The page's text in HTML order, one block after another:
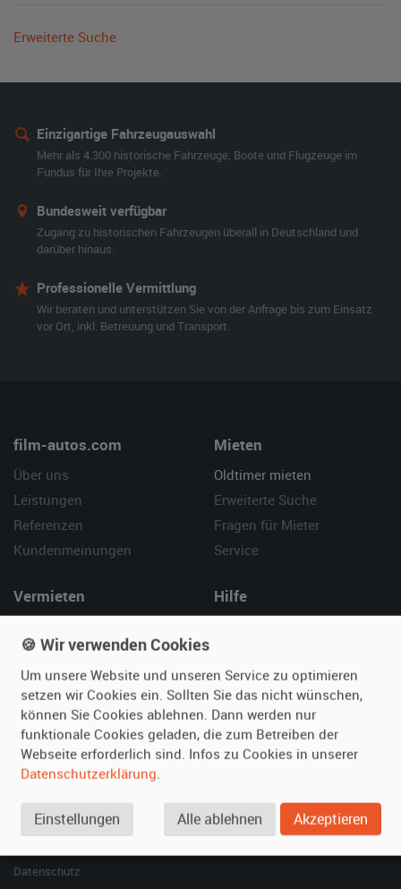
Erweiterte Suche
Einzigartige Fahrzeugauswahl
Mehr als 4.300 historische Fahrzeuge, Boote und Flugzeuge im
Fundus für Ihre Projekte.
Bundesweit verfügbar
Zugang zu historischen Fahrzeugen überall in Deutschland und
darüber hinaus.
Professionelle Vermittlung
Wir beraten und unterstützen Sie von der Anfrage bis zum Einsatz
vor Ort, inkl. Betreuung und Transport.
film-autos.com
Über uns
Leistungen
Referenzen
Kundenmeinungen
Mieten
Oldtimer mieten
Erweiterte Suche
Fragen für Mieter
Service
Vermieten
Fotos senden
Fragen für Vermieter
Inserat verwalten
Hilfe
Kontakt
SPECIAL
Berühmte Filmautos –
Datenschutz
🍪 Wir verwenden Cookies
Um unsere Website und unseren Service zu optimieren
setzen wir Cookies ein. Sollten Sie das nicht wünschen,
können Sie Cookies ablehnen. Dann werden nur
funktionale Cookies geladen, die zum Betreiben der
Webseite erforderlich sind. Infos zu Cookies in unserer
Datenschutzerklärung.
Einstellungen Alle ablehnen Akzeptieren